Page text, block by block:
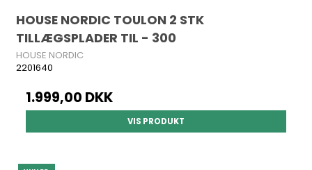
HOUSE NORDIC TOULON 2 STK
TILLÆGSPLADER TIL - 300
HOUSE NORDIC
2201640
1.999,00 DKK
VIS PRODUKT